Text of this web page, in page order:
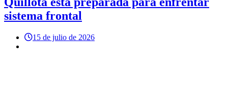
sistema frontal
15 de julio de 2026